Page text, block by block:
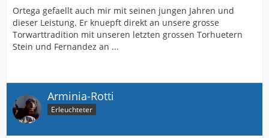
Ortega gefaellt auch mir mit seinen jungen Jahren und
dieser Leistung. Er knuepft direkt an unsere grosse
Torwarttradition mit unseren letzten grossen Torhuetern
Stein und Fernandez an ...
Arminia-Rotti
Erleuchteter